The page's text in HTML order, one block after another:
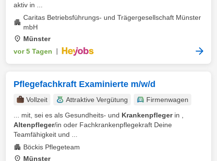
aktiv in ...
Caritas Betriebsführungs- und Trägergesellschaft Münster
mbH
Münster
vor 5 Tagen
Pflegefachkraft Examinierte m/w/d
Vollzeit Attraktive Vergütung
Firmenwagen
... mit, sei es als Gesundheits- und Krankenpflegerin ,
Altenpfleger/in oder Fachkrankenpflegekraft Deine
Teamfähigkeit und ...
Böckis Pflegeteam
Münster